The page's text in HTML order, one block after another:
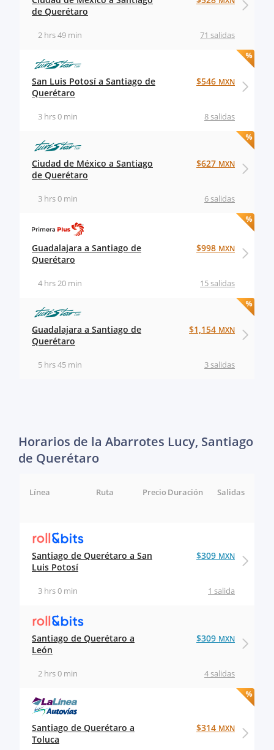
de Querétaro
71 salidas
2 hrs 49 min
San Luis Potosí a Santiago de
Querétaro
8 salidas
3 hrs 0 min
$546 MXN
Ciudad de México a Santiago
de Querétaro
6 salidas
3 hrs 0 min
$627 MXN
Guadalajara a Santiago de
Querétaro
15 salidas
4 hrs 20 min
$998 MXN
Guadalajara a Santiago de
Querétaro
3 salidas
5 hrs 45 min
$1,154 MXN
Horarios de la Abarrotes Lucy, Santiago
de Querétaro
Línea Ruta Salidas
Duración
Precio
Santiago de Querétaro a San
Luis Potosí
1 salida
3 hrs 0 min
$309 MXN
Santiago de Querétaro a
León
4 salidas
2 hrs 0 min
$309 MXN
Santiago de Querétaro a
Toluca
$314 MXN